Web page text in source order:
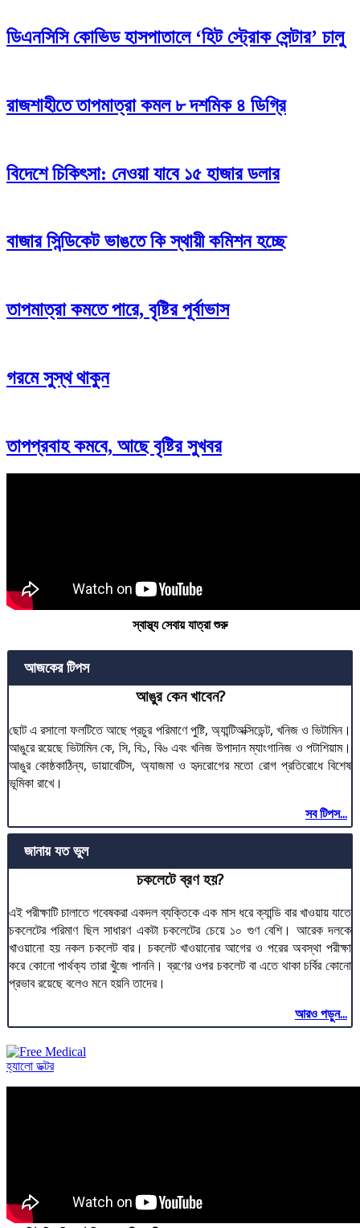
ডিএনসিসি কোভিড হাসপাতালে ‘হিট স্ট্রোক সেন্টার’ চালু
রাজশাহীতে তাপমাত্রা কমল ৮ দশমিক ৪ ডিগ্রি
বিদেশে চিকিৎসা: নেওয়া যাবে ১৫ হাজার ডলার
বাজার সিন্ডিকেট ভাঙতে কি স্থায়ী কমিশন হচ্ছে
তাপমাত্রা কমতে পারে, বৃষ্টির পূর্বাভাস
গরমে সুস্থ থাকুন
তাপপ্রবাহ কমবে, আছে বৃষ্টির সুখবর
স্বাস্থ্য সেবায় যাত্রা শুরু
আজকের টিপস
আঙুর কেন খাবেন?
ছোট এ রসালো ফলটিতে আছে প্রচুর পরিমাণে পুষ্টি, অ্যান্টিঅক্সিডেন্ট, খনিজ ও ভিটামিন।
আঙুরে রয়েছে ভিটামিন কে, সি, বি১, বি৬ এবং খনিজ উপাদান ম্যাংগানিজ ও পটাশিয়াম।
আঙুর কোষ্ঠকাঠিন্য, ডায়াবেটিস, অ্যাজমা ও হৃদরোগের মতো রোগ প্রতিরোধে বিশেষ
ভূমিকা রাখে।
সব টিপস...
জানায় যত ভুল
চকলেটে ব্রণ হয়?
এই পরীক্ষাটি চালাতে গবেষকরা একদল ব্যক্তিকে এক মাস ধরে ক্যান্ডি বার খাওয়ায় যাতে
চকলেটের পরিমাণ ছিল সাধারণ একটা চকলেটের চেয়ে ১০ গুণ বেশি। আরেক দলকে
খাওয়ানো হয় নকল চকলেট বার। চকলেট খাওয়ানোর আগের ও পরের অবস্থা পরীক্ষা
করে কোনো পার্থক্য তারা খুঁজে পাননি। ব্রণের ওপর চকলেট বা এতে থাকা চর্বির কোনো
প্রভাব রয়েছে বলেও মনে হয়নি তাদের।
আরও পড়ুন...
হ্যালো ডক্টর